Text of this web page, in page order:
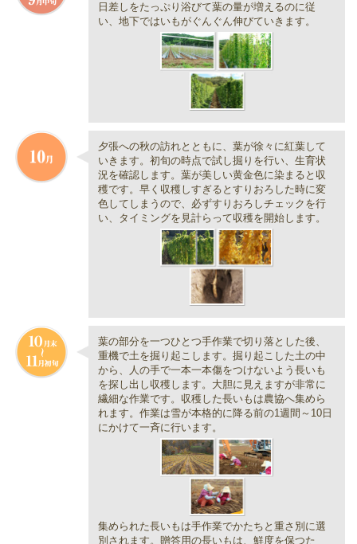
日差しをたっぷり浴びて葉の量が増えるのに従
い、地下ではいもがぐんぐん伸びていきます。
夕張への秋の訪れとともに、葉が徐々に紅葉して
いきます。初旬の時点で試し掘りを行い、生育状
況を確認します。葉が美しい黄金色に染まると収
穫です。早く収穫しすぎるとすりおろした時に変
色してしまうので、必ずすりおろしチェックを行
い、タイミングを見計らって収穫を開始します。
葉の部分を一つひとつ手作業で切り落とした後、
重機で土を掘り起こします。掘り起こした土の中
から、人の手で一本一本傷をつけないよう長いも
を探し出し収穫します。大胆に見えますが非常に
繊細な作業です。収穫した長いもは農協へ集めら
れます。作業は雪が本格的に降る前の1週間～10日
にかけて一斉に行います。
集められた長いもは手作業でかたちと重さ別に選
別されます。贈答用の長いもは、鮮度を保つた